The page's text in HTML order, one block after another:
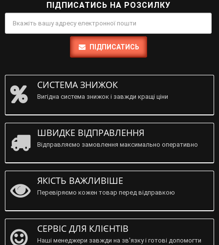
ПІДПИСАТИСЬ НА РОЗСИЛКУ
ПІДПИСАТИСЬ
СИСТЕМА ЗНИЖОК
Вигідна система знижок і завжди кращі ціни
ШВИДКЕ ВІДПРАВЛЕННЯ
Відправляємо замовлення максимально оперативно
ЯКІСТЬ ВАЖЛИВІШЕ
Перевіряємо кожен товар перед відправкою
СЕРВІС ДЛЯ КЛІЄНТІВ
Наші менеджери завжди на зв'язку і готові допомогти